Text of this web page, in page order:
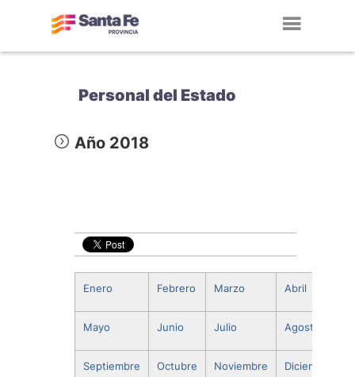
Personal del Estado
Año 2018
Enero Febrero Marzo Abril
Mayo Junio Julio Agosto
Septiembre Octubre Noviembre Diciembre